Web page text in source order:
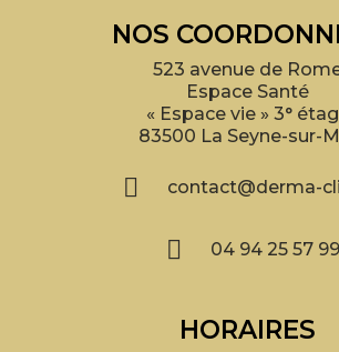
NOS
523 avenue de
Espace Santé
« Espace vie » 3°
83500 La Seyne-sur-
 contact@derma-
 04 94 25 57 99
HORAIRES